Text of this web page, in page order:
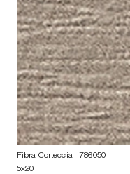
Fibra Corteccia - 786050
5x20